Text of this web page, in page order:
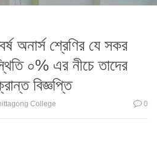
অনার্স শ্রেণির যে সকর
০% এর নীচে তাদের
বিজ্ঞপ্তি
College 0